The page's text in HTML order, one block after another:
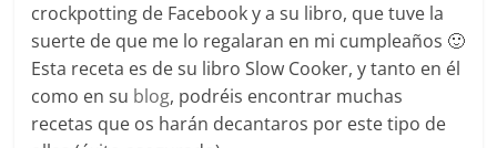
crockpotting de Facebook y a su libro, que tuve la
suerte de que me lo regalaran en mi cumpleaños 🙂
Esta receta es de su libro Slow Cooker, y tanto en él
como en su blog, podréis encontrar muchas
recetas que os harán decantaros por este tipo de